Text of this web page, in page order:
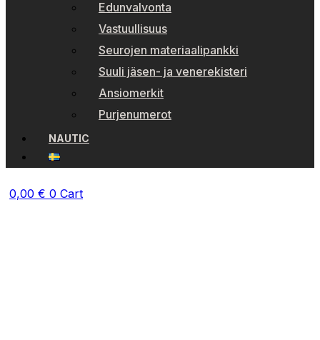
Edunvalvonta
Vastuullisuus
Seurojen materiaalipankki
Suuli jäsen- ja venerekisteri
Ansiomerkit
Purjenumerot
NAUTIC
0,00 € 0 Cart